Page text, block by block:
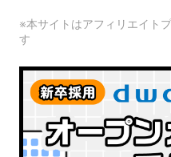
※本サイトはアフィリエイト
す